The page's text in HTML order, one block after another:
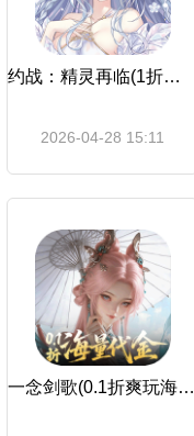
约战：精灵再临(1折免费版)
2026-04-28 15:11
一念剑歌(0.1折爽玩海量代金)